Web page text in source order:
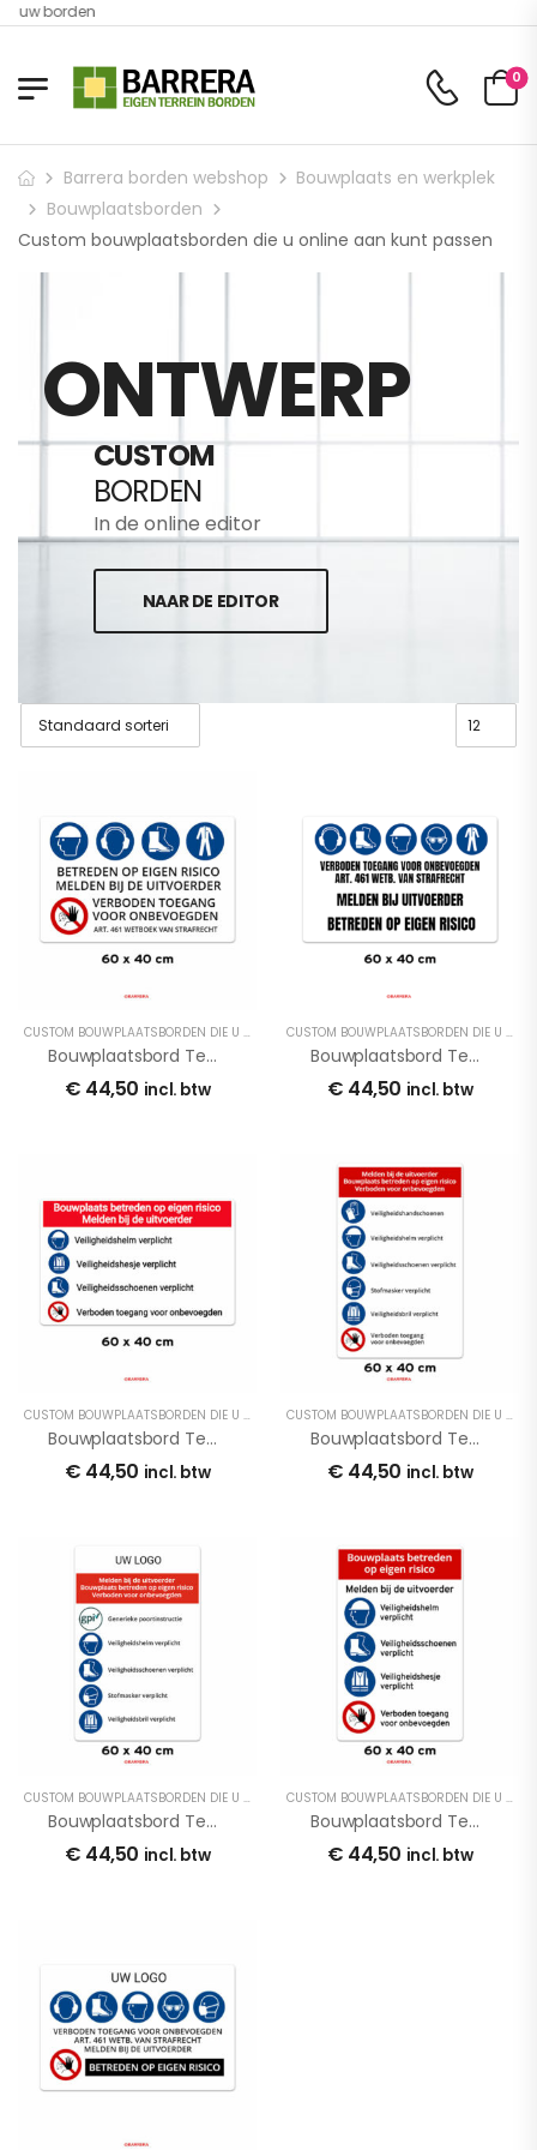
uw borden
0
Barrera borden webshop
Bouwplaats en werkplek
Bouwplaatsborden
Custom bouwplaatsborden die u online aan kunt passen
ONTWERP
CUSTOM
BORDEN
In de online editor
NAAR DE EDITOR
CUSTOM BOUWPLAATSBORDEN DIE U ONLINE AAN KUNT PASSEN
Bouwplaatsbord Template BP1
€ 44,50 incl. btw
CUSTOM BOUWPLAATSBORDEN DIE U ONLINE AAN KUNT PASSEN
Bouwplaatsbord Template BP2
€ 44,50 incl. btw
CUSTOM BOUWPLAATSBORDEN DIE U ONLINE AAN KUNT PASSEN
Bouwplaatsbord Template BP3
€ 44,50 incl. btw
CUSTOM BOUWPLAATSBORDEN DIE U ONLINE AAN KUNT PASSEN
Bouwplaatsbord Template BP4
€ 44,50 incl. btw
CUSTOM BOUWPLAATSBORDEN DIE U ONLINE AAN KUNT PASSEN ,EIGEN ONTWERP
Bouwplaatsbord Template BP5
€ 44,50 incl. btw
CUSTOM BOUWPLAATSBORDEN DIE U ONLINE AAN KUNT PASSEN
Bouwplaatsbord Template BP6
€ 44,50 incl. btw